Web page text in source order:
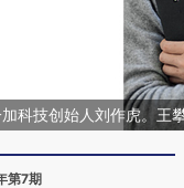
科技创始人刘作虎。王
第7期